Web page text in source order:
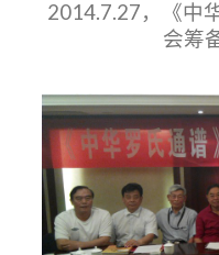
2014.7.27，《中
会筹